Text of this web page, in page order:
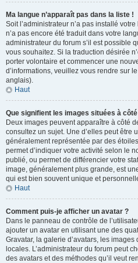
Ma langue n’apparaît pas dans la liste !
Soit l’administrateur n’a pas installé
n’a pas encore été traduit dans votre
administrateur du forum s’il est possible
vous souhaitez. Si la traduction désirée
porter volontaire et commencer une
d’informations, veuillez vous rendre sur
anglais).
Haut
Que signifient les images situées à
Deux images peuvent apparaître à côté
consultez un sujet. Une d’elles peut être
généralement représentée par des
permet d’indiquer votre activité selon le
publié, ou permet de différencier votre
image, généralement plus grande, est
qui est bien souvent unique et
Haut
Comment puis-je afficher un avatar ?
Dans le panneau de contrôle de
ajouter un avatar en utilisant une des
Gravatar, la galerie d’avatars, les
locales. L’administrateur du forum peut
des avatars et des méthodes qu’il veut